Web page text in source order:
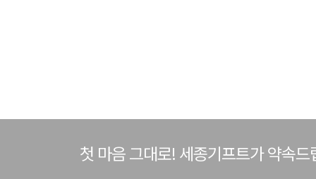
첫 마음 그대로! 세종기프트가 약속드